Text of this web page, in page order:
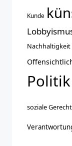
Kunde
Nachhaltigkeit
Politik
soziale